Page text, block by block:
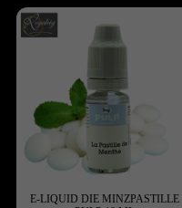
E-LIQUID DIE MINZPASTILLE